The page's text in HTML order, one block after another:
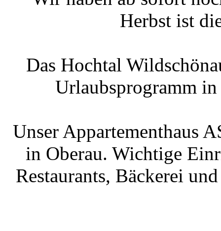
Herbst ist
Das Hochtal
Urlaubsprogramm
Unser Appartementhaus
in Oberau. Wichtige
Restaurants, Bäckerei